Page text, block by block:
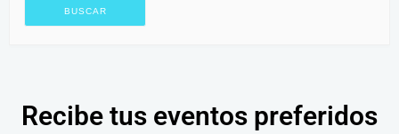
Recibe tus eventos preferidos